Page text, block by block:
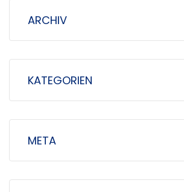
:
ARCHIV
KATEGORIEN
META